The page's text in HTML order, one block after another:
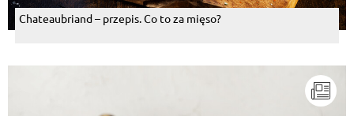
Chateaubriand – przepis. Co to za mięso?